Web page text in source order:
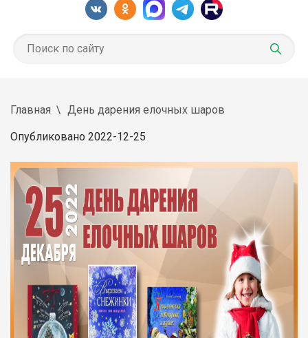
Главная День дарения елочных шаров
Опубликовано 2022-12-25